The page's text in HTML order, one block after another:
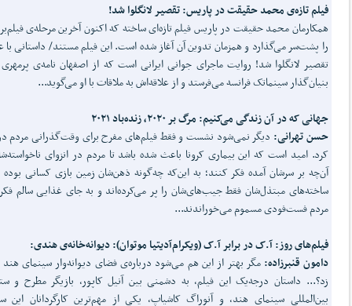
فیلم تازه‌ی محمد حقیقت در پاریس: تقصیر لانگلوا شد!
همکارمان محمد حقیقت در پاریس فیلم تازه‌ای ساخته که اکنون آخرین مرحله‌ی
را پشت‌سر می‌گذارد و همزمان تدوین آن آغاز شده است. این فیلم مستند/ داستانی با
تقصیر لانگلوا شد! روایت ماجرای جوانی ایرانی است که از اصفهان نامه‌ی
بنیان‌گذار سینماتک فرانسه می‌فرستد و از علاقه‌اش به ملاقات با او می‌گوید...
جهانی که در آن زندگی می‌کنیم: مرگ بر ۲۰۲۰‌، زنده‌باد ۲۰۲۱
حسن تهرانی: دیگر نمی‌شود نشست و فقط فیلم‌های مفرح برای وقت‌گذرانی مردم
کرد. امید است که این بیماری کرونا باعث شده باشد تا مردم در انزوای
آن‌چه بر سرشان آمده فکر کنند؛ به این‌که چه‌گونه ذهن‌شان زمین بازی کسانی بوده
ساخته‌های مبتذل‌شان فقط جیب‌های‌شان را پر می‌کرده‌اند و به جای غذایی سالم
مردم فست‌فودی مسموم می‌خوراندند...
فیلم‌های روز: آ.ک در برابر آ.ک (ویکرام‌آدیتیا موتوان): دیوانه‌خانه‌ی هندی:
دامون قنبرزاده: مگر بهتر از این هم می‌شود درباره‌ی فضای دیوانه‌وار سینمای
زد؟... داستان درجه‌یک این فیلم، به دشمنی بین آنیل کاپور، بازیگر مطرح و
بین‌المللی سینمای هند، و آنوراگ کاشیاپ، یکی از مهم‌ترین کارگردانان این